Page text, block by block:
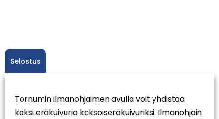
Selostus
Tornumin ilmanohjaimen avulla voit yhdistää
kaksi eräkuivuria kaksoiseräkuivuriksi. Ilmanohjain